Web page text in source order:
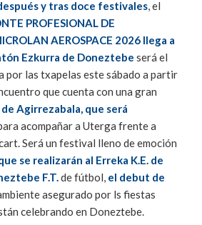
y tras doce festivales, el
PROFESIONAL DE
AEROSPACE 2026 llega a
Ezkurra de Doneztebe será el
por las txapelas este sábado a partir
que cuenta con una gran
de Agirrezabala, que será
acompañar a Uterga frente a
Será un festival lleno de emoción
se realizarán al Erreka K.E. de
F.T. de fútbol, el debut de
asegurado por ls fiestas
celebrando en Doneztebe.